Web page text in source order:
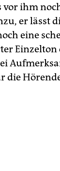
vor ihm
er lässt
eine
die